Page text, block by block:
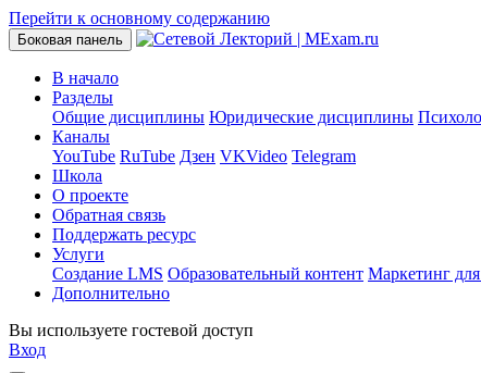
Перейти к основному содержанию
Боковая панель
В начало
Разделы
Общие дисциплины Юридические дисциплины
Каналы
YouTube RuTube Дзен VKVideo Telegram
Школа
О проекте
Обратная связь
Поддержать ресурс
Услуги
Создание LMS Образовательный контент Маркетинг
Дополнительно
Вы используете гостевой доступ
Вход